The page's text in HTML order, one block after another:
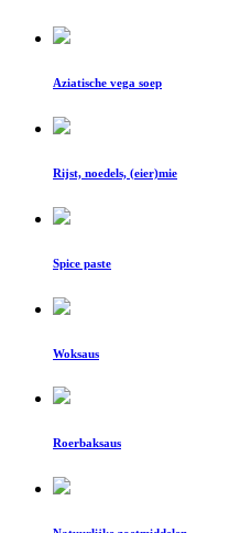
Aziatische vega soep
Rijst, noedels, (eier)mie
Spice paste
Woksaus
Roerbaksaus